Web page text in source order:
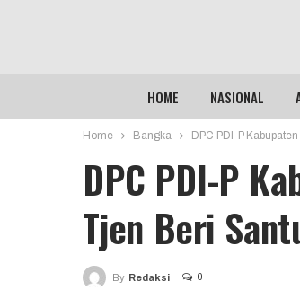
HOME NASIONAL
Home Bangka DPC PDI-P
DPC PDI-P
Tjen Beri
By Redaksi 0